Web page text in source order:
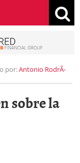
por:Antonio RodrÃ­
sobre la